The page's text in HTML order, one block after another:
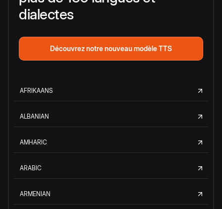
dialectes
Découvrez notre nouveau modèle TTS
AFRIKAANS
ALBANIAN
AMHARIC
ARABIC
ARMENIAN